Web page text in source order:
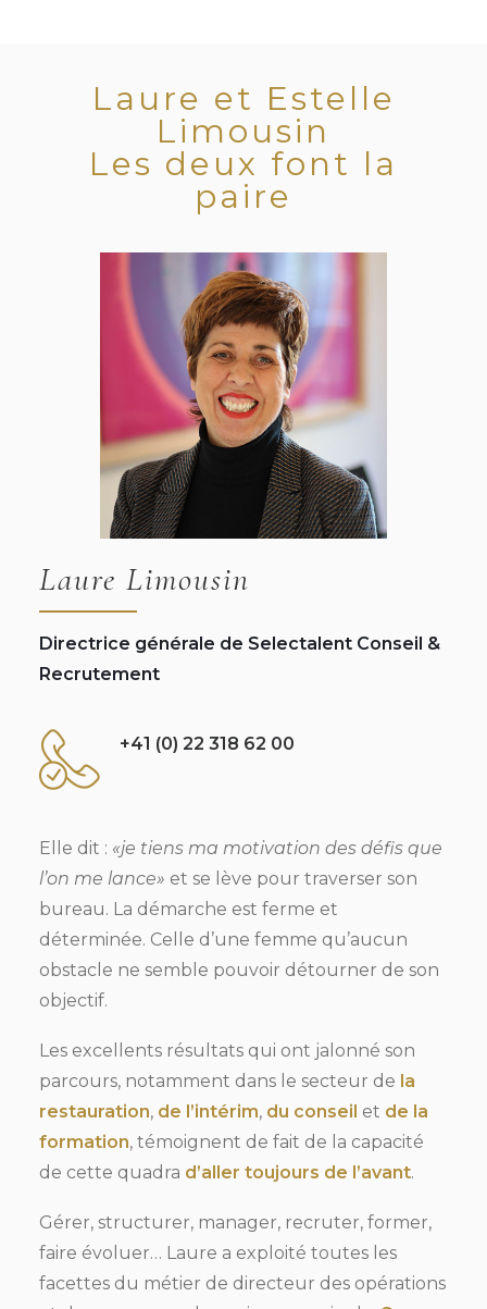
Laure et Estelle
Limousin
Les deux font la
paire
Laure Limousin
Directrice générale de Selectalent Conseil &
Recrutement
+41 (0) 22 318 62 00
Elle dit : «je tiens ma motivation des défis que
l’on me lance» et se lève pour traverser son
bureau. La démarche est ferme et
déterminée. Celle d’une femme qu’aucun
obstacle ne semble pouvoir détourner de son
objectif.
Les excellents résultats qui ont jalonné son
parcours, notamment dans le secteur de la
restauration, de l’intérim, du conseil et de la
formation, témoignent de fait de la capacité
de cette quadra d’aller toujours de l’avant.
Gérer, structurer, manager, recruter, former,
faire évoluer… Laure a exploité toutes les
facettes du métier de directeur des opérations